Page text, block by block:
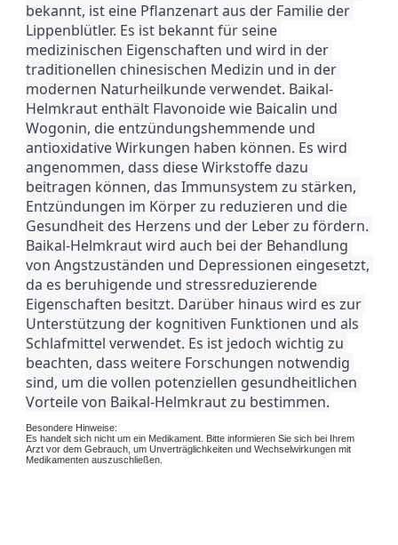
bekannt, ist eine Pflanzenart aus der Familie der
Lippenblütler. Es ist bekannt für seine
medizinischen Eigenschaften und wird in der
traditionellen chinesischen Medizin und in der
modernen Naturheilkunde verwendet. Baikal-
Helmkraut enthält Flavonoide wie Baicalin und
Wogonin, die entzündungshemmende und
antioxidative Wirkungen haben können. Es wird
angenommen, dass diese Wirkstoffe dazu
beitragen können, das Immunsystem zu stärken,
Entzündungen im Körper zu reduzieren und die
Gesundheit des Herzens und der Leber zu fördern.
Baikal-Helmkraut wird auch bei der Behandlung
von Angstzuständen und Depressionen eingesetzt,
da es beruhigende und stressreduzierende
Eigenschaften besitzt. Darüber hinaus wird es zur
Unterstützung der kognitiven Funktionen und als
Schlafmittel verwendet. Es ist jedoch wichtig zu
beachten, dass weitere Forschungen notwendig
sind, um die vollen potenziellen gesundheitlichen
Vorteile von Baikal-Helmkraut zu bestimmen.
Besondere Hinweise:
Es handelt sich nicht um ein Medikament. Bitte informieren Sie sich bei Ihrem
Arzt vor dem Gebrauch, um Unverträglichkeiten und Wechselwirkungen mit
Medikamenten auszuschließen.